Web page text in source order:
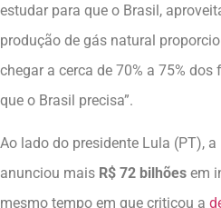
estudar para que o Brasil,
produção de gás natural
chegar a cerca de 70% a 75%
que o Brasil precisa”.
Ao lado do presidente Lula (PT),
anunciou mais R$ 72 bilhões em
mesmo tempo em que criticou a